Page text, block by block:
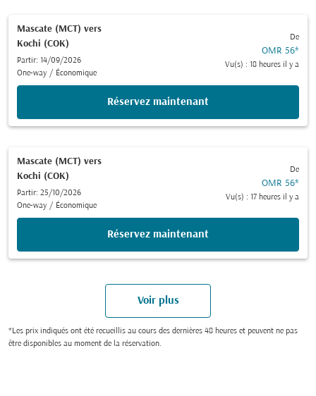
Mascate (MCT) vers
Kochi (COK)
Partir: 14/09/2026
One-way / Économique
De
OMR 56*
Vu(s) : 18 heures il y a
Réservez maintenant
Mascate (MCT) vers
Kochi (COK)
Partir: 25/10/2026
One-way / Économique
De
OMR 56*
Vu(s) : 17 heures il y a
Réservez maintenant
Voir plus
*Les prix indiqués ont été recueillis au cours des dernières 48 heures et peuvent ne pas
être disponibles au moment de la réservation.